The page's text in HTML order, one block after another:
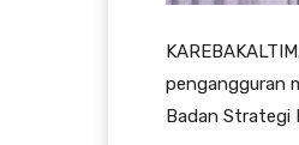
pengangguran
Badan Strategi